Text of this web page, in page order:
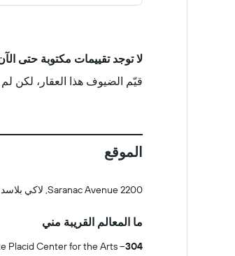
لا توجد تقييمات مكتوبة حتى
قيّم الضيوف هذا العقار، لكن
الموقع
2200 Saranac Avenue, لاكي بلاسد (نيويورك), NY 12946
ما المعالم القريبة مني
Placid Center for the Arts
304 م